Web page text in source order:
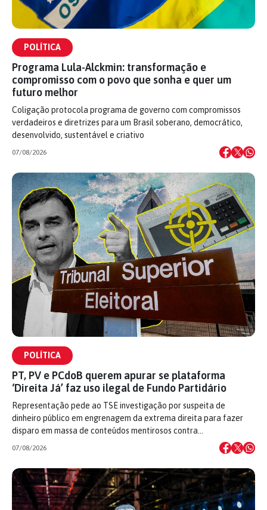
POLÍTICA
Programa Lula-Alckmin: transformação e
compromisso com o povo que sonha e quer um
futuro melhor
Coligação protocola programa de governo com compromissos
verdadeiros e diretrizes para um Brasil soberano, democrático,
desenvolvido, sustentável e criativo
07/08/2026
POLÍTICA
PT, PV e PCdoB querem apurar se plataforma
‘Direita Já’ faz uso ilegal de Fundo Partidário
Representação pede ao TSE investigação por suspeita de
dinheiro público em engrenagem da extrema direita para fazer
disparo em massa de conteúdos mentirosos contra…
07/08/2026